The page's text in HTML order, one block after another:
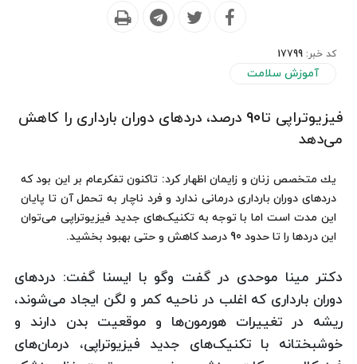
کد خبر: 17799
آموزش سلامت
فیزیوتراپی تا90 درصد، دردهای دوران بارداری را كاهش
می‌دهد
یك متخصص زنان و زایمان اظهار كرد: تاکنون تفکرعام بر این بود که
دردهای دوران بارداری درمانی ندارد و فرد ناچار به تحمل آن تا پایان
این مدت است اما با توجه به تکنیک‌های جدید فیزیوتراپی می‌توان
این دردها را تا حدود 90 درصد کاهش و حتی بهبود بخشید.
دکتر مینا موحدی در گفت وگو با ایسنا گفت: دردهای
دوران بارداری که اغلب در ناحیه کمر و لگن ایجاد می‌شوند،
ریشه در تغییرات هورمون‌ها و موقعیت بدن دارند و
خوشبختانه با تکنیک‌های جدید فیزیوتراپی، درمان‌های